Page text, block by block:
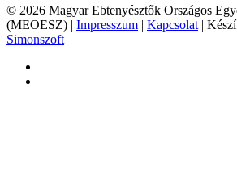
© 2026 Magyar Ebtenyésztők Országos
(MEOESZ) | Impresszum | Kapcsolat |
Simonszoft